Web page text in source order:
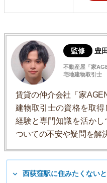
監修 豊
不動産屋「家
宅地建物取引士
賃貸の仲介会社「家
建物取引士の資格を取
経験と専門知識を活か
ついての不安や疑問を解
西荻窪駅に住みたくない